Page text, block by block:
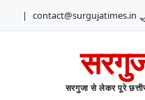
| contact@surgujatimes.in
सरगुजा से लेकर पूरे